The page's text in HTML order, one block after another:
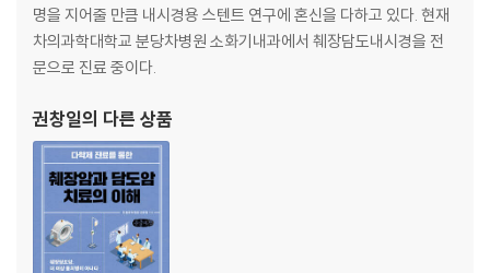
명을 지어줄 만큼 내시경용 스텐트 연구에 혼신을 다하고 있다. 현재
차의과학대학교 분당차병원 소화기내과에서 췌장담도내시경을 전
문으로 진료 중이다.
권창일의 다른 상품